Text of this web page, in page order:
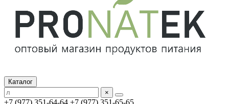
Каталог
×
+7 (977) 351-64-64 +7 (977) 351-65-65